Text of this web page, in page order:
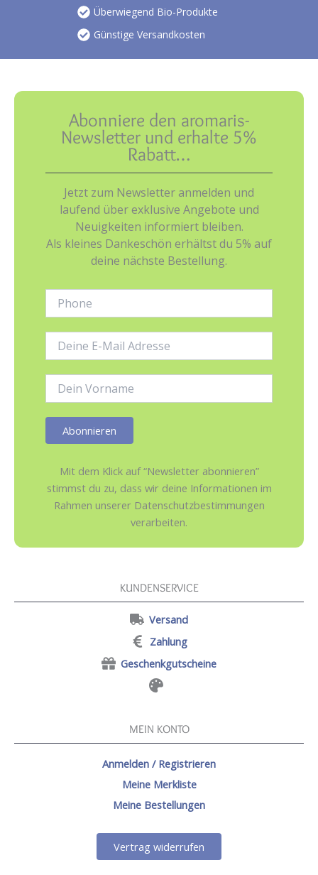
Überwiegend Bio-Produkte
Günstige Versandkosten
Abonniere den aromaris-
Newsletter und erhalte 5%
Rabatt…
Jetzt zum Newsletter anmelden und
laufend über exklusive Angebote und
Neuigkeiten informiert bleiben.
Als kleines Dankeschön erhältst du 5% auf
deine nächste Bestellung.
Mail-
Mit dem Klick auf “Newsletter abonnieren”
stimmst du zu, dass wir deine Informationen im
Rahmen unserer Datenschutzbestimmungen
verarbeiten.
KUNDENSERVICE
Versand
Zahlung
Geschenkgutscheine
MEIN KONTO
Anmelden / Registrieren
Meine Merkliste
Meine Bestellungen
Vertrag widerrufen